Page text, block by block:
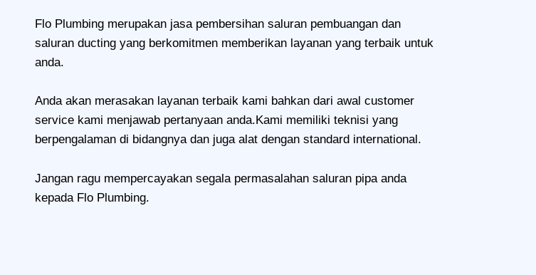
Flo Plumbing merupakan jasa pembersihan saluran pembuangan dan
saluran ducting yang berkomitmen memberikan layanan yang terbaik untuk
anda.
Anda akan merasakan layanan terbaik kami bahkan dari awal customer
service kami menjawab pertanyaan anda.Kami memiliki teknisi yang
berpengalaman di bidangnya dan juga alat dengan standard international.
Jangan ragu mempercayakan segala permasalahan saluran pipa anda
kepada Flo Plumbing.